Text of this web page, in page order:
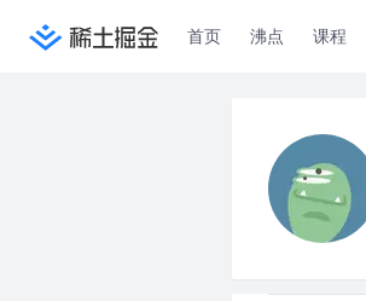
首页 沸点 课程